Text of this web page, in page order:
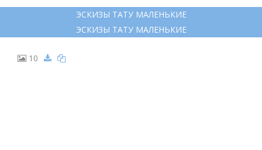
ЭСКИЗЫ ТАТУ МАЛЕНЬКИЕ
ЭСКИЗЫ ТАТУ МАЛЕНЬКИЕ
10